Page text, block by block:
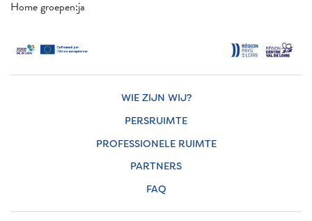
Home groepen:ja
WIE ZIJN WIJ?
PERSRUIMTE
PROFESSIONELE RUIMTE
PARTNERS
FAQ